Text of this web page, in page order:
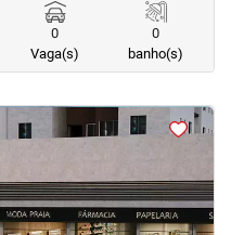
0
Vaga(s)
0
banho(s)